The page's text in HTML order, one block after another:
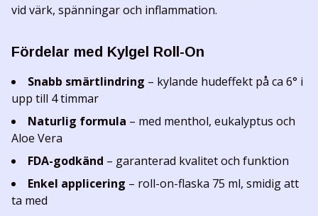
vid värk, spänningar och inflammation.
Fördelar med Kylgel Roll-On
Snabb smärtlindring – kylande hudeffekt på ca 6° i
upp till 4 timmar
Naturlig formula – med menthol, eukalyptus och
Aloe Vera
FDA-godkänd – garanterad kvalitet och funktion
Enkel applicering – roll-on-flaska 75 ml, smidig att
ta med